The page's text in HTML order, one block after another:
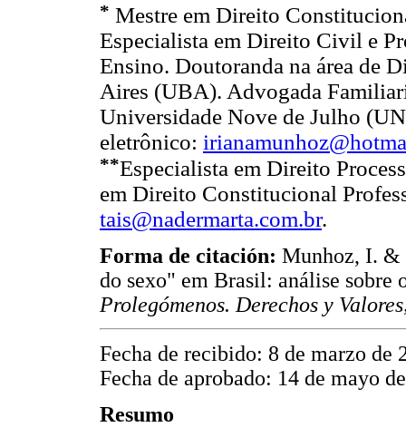
* Mestre em Direito
Especialista em Direito Civil e
Ensino. Doutoranda na área de
Aires (UBA). Advogada
Universidade Nove de Julho
eletrônico:
**Especialista em Direito
em Direito Constitucional
tais@nadermarta.com.br.
Forma de citación: Munhoz, I. &
do sexo" em Brasil: análise sobre
Prolegómenos. Derechos y
Fecha de recibido: 8 de marzo de
Fecha de aprobado: 14 de mayo
Resumo